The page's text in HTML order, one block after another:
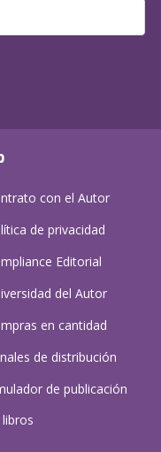
con el Autor
de privacidad
Editorial
del Autor
en cantidad
de distribución
de publicación
libros